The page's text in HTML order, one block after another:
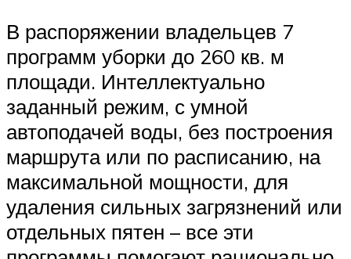
В распоряжении владельцев 7
программ уборки до 260 кв. м
площади. Интеллектуально
заданный режим, с умной
автоподачей воды, без построения
маршрута или по расписанию, на
максимальной мощности, для
удаления сильных загрязнений или
отдельных пятен – все эти